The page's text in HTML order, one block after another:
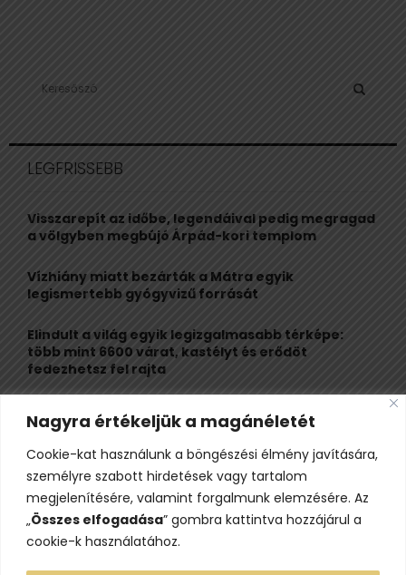
Nagyra értékeljük a magánéletét
Cookie-kat használunk a böngészési élmény javítására,
személyre szabott hirdetések vagy tartalom
megjelenítésére, valamint forgalmunk elemzésére. Az
„Összes elfogadása” gombra kattintva hozzájárul a
cookie-k használatához.
h
o
r
LEGFRISSEBB
Visszarepít az időbe, legendáival pedig megragad
a völgyben megbújó Árpád-kori templom
Vízhiány miatt bezárták a Mátra egyik
legismertebb gyógyvizű forrását
Elindult a világ egyik legizgalmasabb térképe:
több mint 6600 várat, kastélyt és erődöt
fedezhetsz fel rajta
Kigyulladt a Szőke Tisza legendás hajóroncsa,
nagy erőkkel vonultak a tűzoltók
Életveszélyes fenyegetést kapott, elmarad Majka
erdélyi koncertje